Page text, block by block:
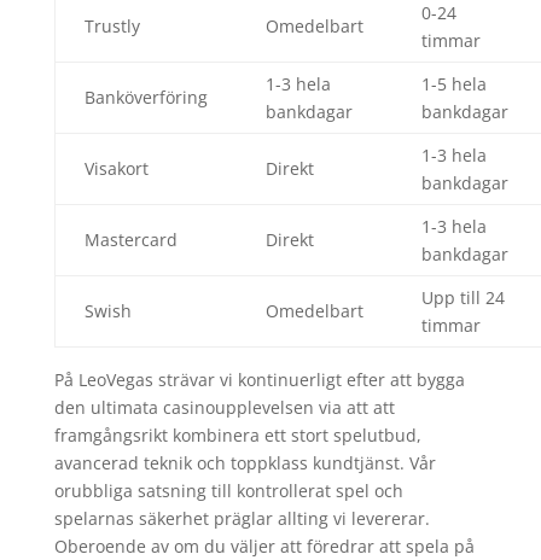
Trustly Omedelbart
0-24
timmar
Banköverföring
1-3 hela
bankdagar
1-5 hela
bankdagar
Visakort Direkt
1-3 hela
bankdagar
Mastercard Direkt
1-3 hela
bankdagar
Swish Omedelbart
Upp till 24
timmar
På LeoVegas strävar vi kontinuerligt efter att bygga
den ultimata casinoupplevelsen via att att
framgångsrikt kombinera ett stort spelutbud,
avancerad teknik och toppklass kundtjänst. Vår
orubbliga satsning till kontrollerat spel och
spelarnas säkerhet präglar allting vi levererar.
Oberoende av om du väljer att föredrar att spela på